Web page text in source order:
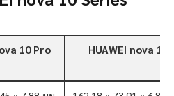
10 Pro HUAWEI nova 10